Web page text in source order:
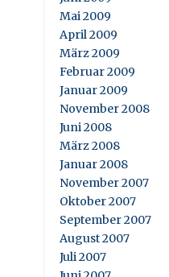
Mai 2009
April 2009
März 2009
Februar 2009
Januar 2009
November 2008
Juni 2008
März 2008
Januar 2008
November 2007
Oktober 2007
September 2007
August 2007
Juli 2007